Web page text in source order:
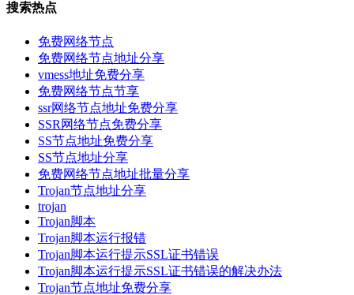
搜索热点
免费网络节点
免费网络节点地址分享
vmess地址免费分享
免费网络节点节享
ssr网络节点地址免费分享
SSR网络节点免费分享
SS节点地址免费分享
SS节点地址分享
免费网络节点地址批量分享
Trojan节点地址分享
trojan
Trojan脚本
Trojan脚本运行报错
Trojan脚本运行提示SSL证书错误
Trojan脚本运行提示SSL证书错误的解决办法
Trojan节点地址免费分享